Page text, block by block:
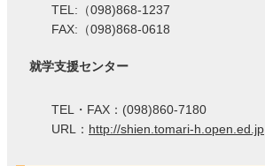
TEL:（098)868-1237
FAX:（098)868-0618
就学支援センター
TEL・FAX：(098)860-7180
URL： http://shien.tomari-h.open.ed.jp